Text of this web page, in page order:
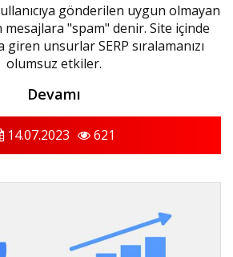
gönderilen uygun olmayan
"spam" denir. Site içinde
giren unsurlar SERP sıralamanızı
olumsuz etkiler.
Devamı
14.07.2023 621